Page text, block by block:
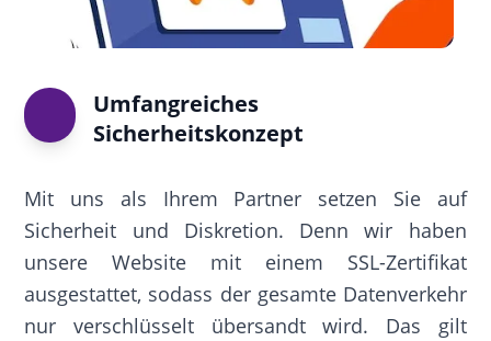
Umfangreiches
Sicherheitskonzept
Mit uns als Ihrem Partner setzen Sie auf
Sicherheit und Diskretion. Denn wir haben
unsere Website mit einem SSL-Zertifikat
ausgestattet, sodass der gesamte Datenverkehr
nur verschlüsselt übersandt wird. Das gilt